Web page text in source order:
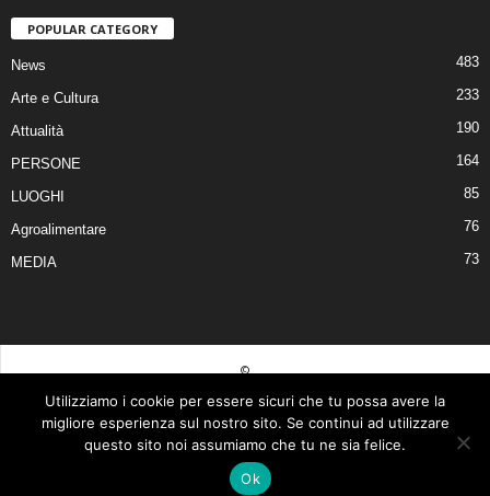
POPULAR CATEGORY
News 483
Arte e Cultura 233
Attualità 190
PERSONE 164
LUOGHI 85
Agroalimentare 76
MEDIA 73
©
© 2026 Tutti i diritti riservati | Realizzato da Piero Muscari Storytailor - La tua
comunicazione sarà tutta un’altra storia! Per contattarmi, visita il mio sito web
| Questo sito è di proprietà di: Duepuntozero srls P. Iva
03377590793 | Privacy Policy
Utilizziamo i cookie per essere sicuri che tu possa avere la
migliore esperienza sul nostro sito. Se continui ad utilizzare
questo sito noi assumiamo che tu ne sia felice.
Ok